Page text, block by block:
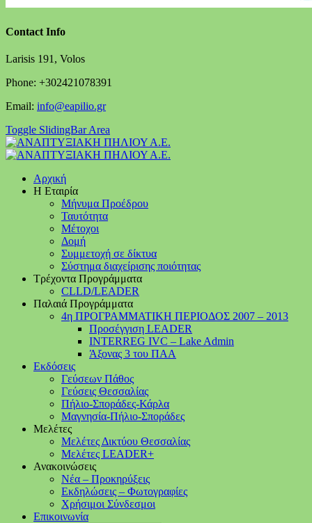
Contact Info
Larisis 191, Volos
Phone: +302421078391
Email: info@eapilio.gr
Toggle SlidingBar Area
Αρχική
Η Εταιρία
Μήνυμα Προέδρου
Ταυτότητα
Μέτοχοι
Δομή
Συμμετοχή σε δίκτυα
Σύστημα διαχείρισης ποιότητας
Τρέχοντα Προγράμματα
CLLD/LEADER
Παλαιά Προγράμματα
4η ΠΡΟΓΡΑΜΜΑΤΙΚΗ ΠΕΡΙΟΔΟΣ 2007 – 2013
Προσέγγιση LEADER
INTERREG IVC – Lake Admin
Άξονας 3 του ΠΑΑ
Εκδόσεις
Γεύσεων Πάθος
Γεύσεις Θεσσαλίας
Πήλιο-Σποράδες-Κάρλα
Μαγνησία-Πήλιο-Σποράδες
Μελέτες
Μελέτες Δικτύου Θεσσαλίας
Μελέτες LEADER+
Ανακοινώσεις
Νέα – Προκηρύξεις
Εκδηλώσεις – Φωτογραφίες
Χρήσιμοι Σύνδεσμοι
Επικοινωνία